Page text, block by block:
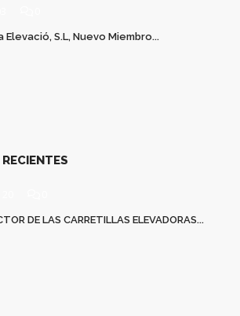
Elevació, S.L, Nuevo Miembro...
DE LAS CARRETILLAS ELEVADORAS...